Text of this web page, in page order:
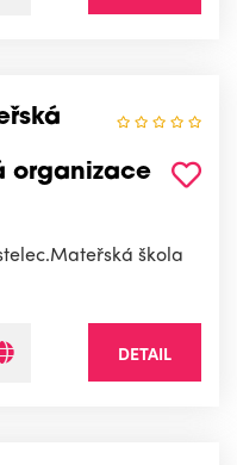
organizace
škola
DETAIL